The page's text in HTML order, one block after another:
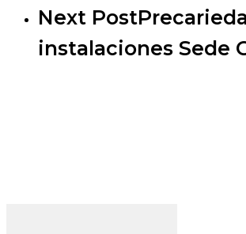
Next Post
instalaciones Sede